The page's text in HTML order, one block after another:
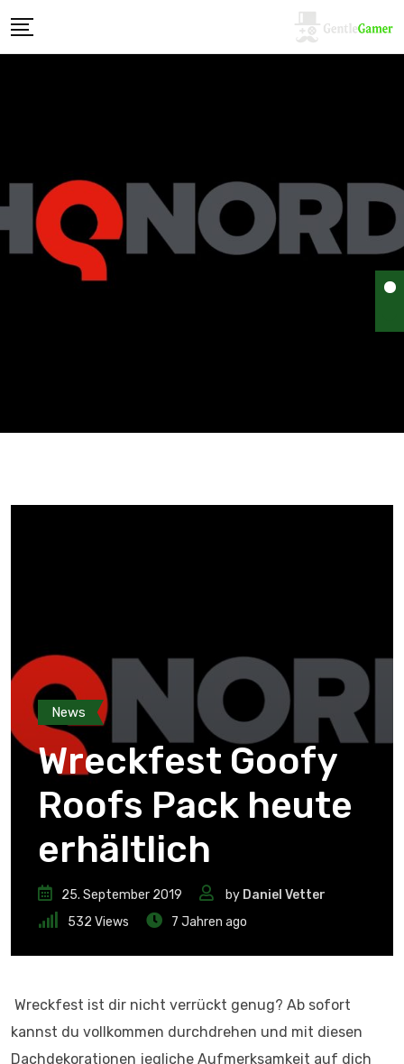
News
Wreckfest Goofy
Roofs Pack heute
erhältlich
25. September 2019 by Daniel Vetter
532 Views 7 Jahren ago
Wreckfest ist dir nicht verrückt genug? Ab sofort
kannst du vollkommen durchdrehen und mit diesen
Dachdekorationen jegliche Aufmerksamkeit auf dich